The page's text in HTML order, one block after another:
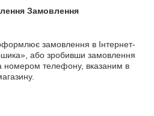
Замовлення
замовлення в Інтернет-
або зробивши замовлення
номером телефону, вказаним в